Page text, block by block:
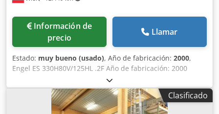
Información de
precio
Llamar
Estado: muy bueno (usado), Año de fabricación: 2000,
Engel ES 330H80V/125HL .2F Año de fabricación: 2000
Cierre: 125 toneladas Cjdpsigrinefx Ahlsrf Máquina de
inyección multicomponente Control: CC100 Cilindro H: 35
Cilindro V: 18 1x Extractor hidráulico de núcleo BAP 1x
Conexión hidráulica de índice BAP 16x Zonas de
Clasificado